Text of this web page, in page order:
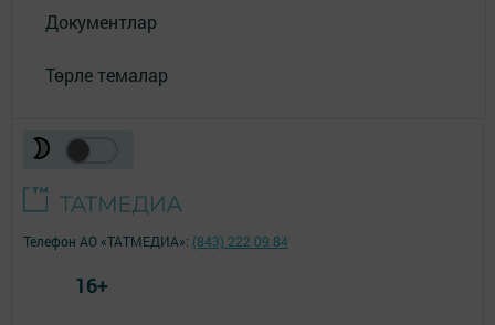
Документлар
Төрле темалар
Телефон АО «ТАТМЕДИА»: (843) 222 09 84
16+